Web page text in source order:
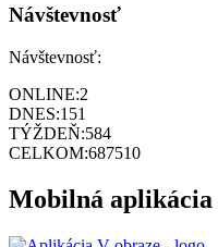
Návštevnosť
Návštevnosť:
ONLINE:2
DNES:151
TÝŽDEŇ:584
CELKOM:687510
Mobilná aplikácia